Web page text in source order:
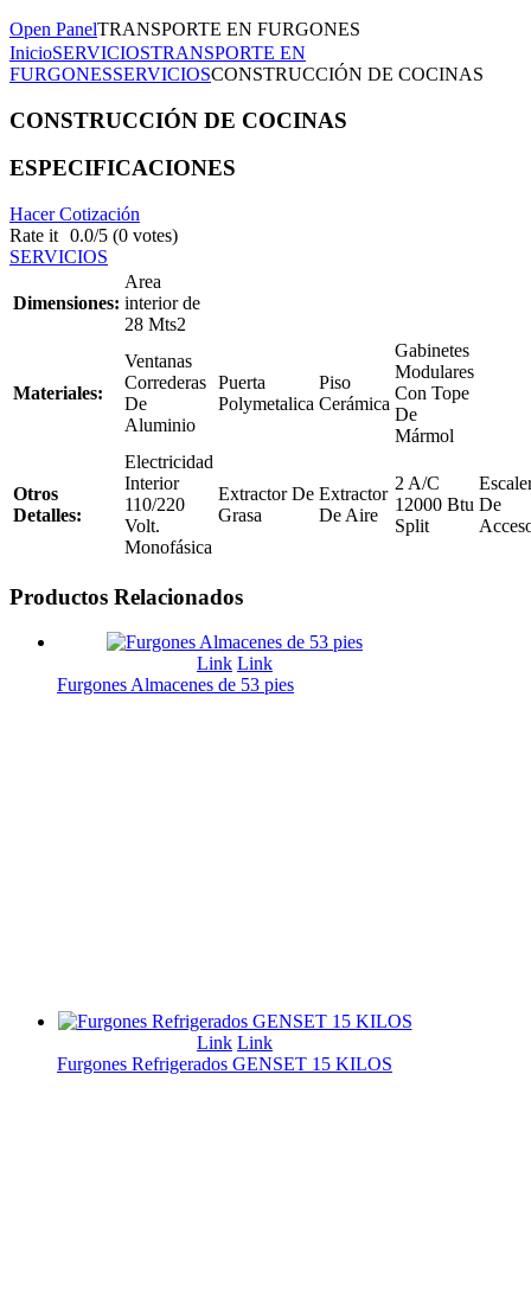
Open PanelTRANSPORTE EN FURGONES
InicioSERVICIOSTRANSPORTE EN
FURGONESSERVICIOSCONSTRUCCIÓN DE COCINAS
CONSTRUCCIÓN DE COCINAS
ESPECIFICACIONES
Hacer Cotización
Rate it 0.0/5 (0 votes)
SERVICIOS
Dimensiones:
Area
interior de
28 Mts2
Materiales:
Ventanas
Correderas
De
Aluminio
Puerta
Polymetalica
Piso
Cerámica
Gabinetes
Modulares
Con Tope
De
Mármol
Otros
Detalles:
Electricidad
Interior
110/220
Volt.
Monofásica
Extractor De
Grasa
Extractor
De Aire
2 A/C
12000 Btu
Split
De
Productos Relacionados
Link Link
Furgones Almacenes de 53 pies
Link Link
Furgones Refrigerados GENSET 15 KILOS